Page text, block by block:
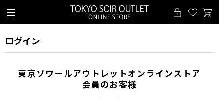
ログイン
東京ソワールアウトレットオンラインストア
会員のお客様